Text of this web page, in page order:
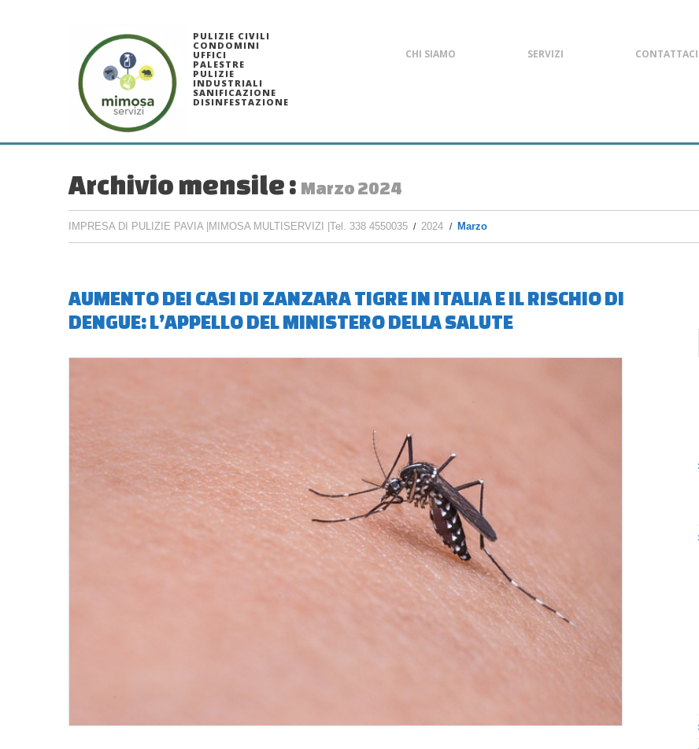
PULIZIE CIVILI
CONDOMINI
UFFICI
PALESTRE
PULIZIE
INDUSTRIALI
SANIFICAZIONE
DISINFESTAZIONE
CHI SIAMO SERVIZI CONTATTACI
Archivio mensile : Marzo 2024
IMPRESA DI PULIZIE PAVIA |MIMOSA MULTISERVIZI |Tel. 338 4550035 2024 Marzo
AUMENTO DEI CASI DI ZANZARA TIGRE IN ITALIA E IL RISCHIO DI
DENGUE: L’APPELLO DEL MINISTERO DELLA SALUTE